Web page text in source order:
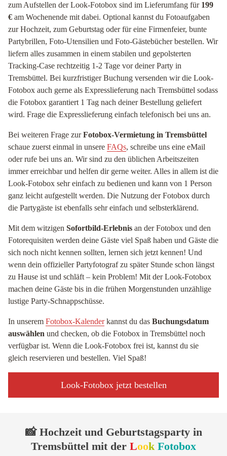
zum Aufstellen der Look-Fotobox sind im Lieferumfang für 199
€ am Wochenende mit dabei. Optional kannst du Fotoaufgaben
zur Hochzeit, zum Geburtstag oder für eine Firmenfeier, bunte
Partybrillen, Foto-Utensilien und Foto-Gästebücher bestellen. Wir
liefern alles zusammen in einem stabilen und gepolsterten
Tracking-Case rechtzeitig 1-2 Tage vor deiner Party in
Tremsbüttel. Bei kurzfristiger Buchung versenden wir die Look-
Fotobox auch gerne als Expresslieferung nach Tremsbüttel sodass
die Fotobox garantiert 1 Tag nach deiner Bestellung geliefert
wird. Frage die Expresslieferung einfach telefonisch bei uns an.
Bei weiteren Frage zurFotobox-Vermietung in Tremsbüttel
schaue zuerst einmal in unsere FAQs, schreibe uns eine eMail
oder rufe bei uns an. Wir sind zu den üblichen Arbeitszeiten
immer erreichbar und helfen dir gerne weiter. Alles in allem ist die
Look-Fotobox sehr einfach zu bedienen und kann von 1 Person
ganz leicht aufgestellt werden. Die Nutzung der Fotobox durch
die Partygäste ist ebenfalls sehr einfach und selbsterklärend.
Mit dem witzigen Sofortbild-Erlebnis an der Fotobox und den
Fotorequisiten werden deine Gäste viel Spaß haben und Gäste die
sich noch nicht kennen sollten, lernen sich jetzt kennen! Und
wenn dein offizieller Partyfotograf zu später Stunde schon längst
zu Hause ist und schläft – kein Problem! Mit der Look-Fotobox
machen deine Gäste bis in die frühen Morgenstunden unzählige
lustige Party-Schnappschüsse.
In unserem Fotobox-Kalenderkannst du das Buchungsdatum
auswählen und checken, ob die Fotobox in Tremsbüttel noch
verfügbar ist. Wenn die Look-Fotobox frei ist, kannst du sie
gleich reservieren und bestellen. Viel Spaß!
Look-Fotobox jetzt bestellen
📸 Hochzeit und Geburtstagsparty in
Tremsbüttel mit der Look Fotobox